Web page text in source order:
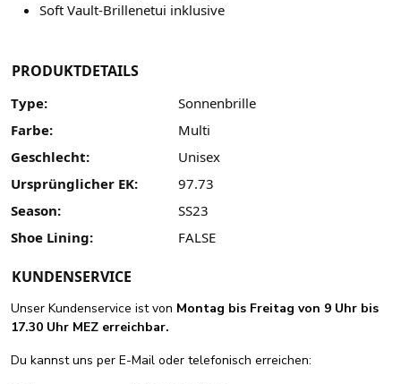
Soft Vault-Brillenetui inklusive
PRODUKTDETAILS
Type:
Sonnenbrille
Farbe:
Multi
Geschlecht:
Unisex
Ursprünglicher EK:
97.73
Season:
SS23
Shoe Lining:
FALSE
KUNDENSERVICE
Unser Kundenservice ist von Montag bis Freitag von 9 Uhr bis
17.30 Uhr MEZ erreichbar.
Du kannst uns per E-Mail oder telefonisch erreichen: